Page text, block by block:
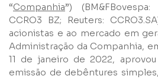
“Companhia”)
CCRO3 BZ; Reuters:
acionistas e ao mercado em
Administração da Companhia,
11 de janeiro de 2022,
emissão de debêntures